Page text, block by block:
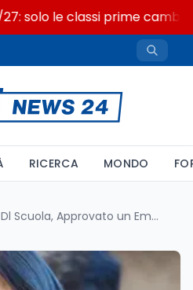
solo le classi prime
RICERCA MONDO
Dl Scuola, Approvato un Emendamento per Stabilizzare i Giovani Docenti